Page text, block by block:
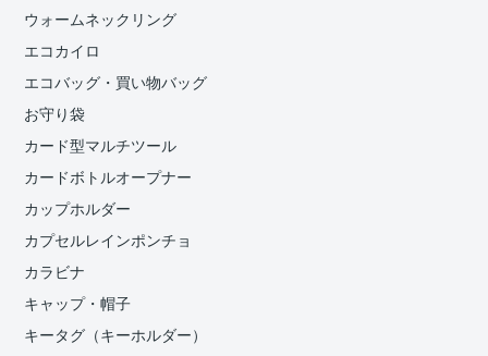
ウォームネックリング
エコカイロ
エコバッグ・買い物バッグ
お守り袋
カード型マルチツール
カードボトルオープナー
カップホルダー
カプセルレインポンチョ
カラビナ
キャップ・帽子
キータグ（キーホルダー）